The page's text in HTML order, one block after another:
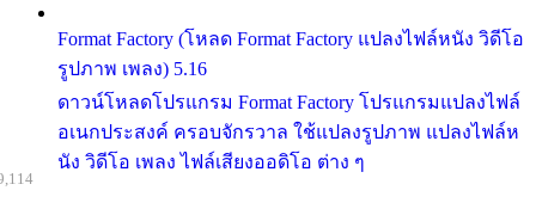
Format Factory (โหลด Format Factory แปลงไฟล์หนัง วิดีโอ
รูปภาพ เพลง) 5.16
ดาวน์โหลดโปรแกรม Format Factory โปรแกรมแปลงไฟล์
อเนกประสงค์ ครอบจักรวาล ใช้แปลงรูปภาพ แปลงไฟล์ห
นัง วิดีโอ เพลง ไฟล์เสียงออดิโอ ต่าง ๆ